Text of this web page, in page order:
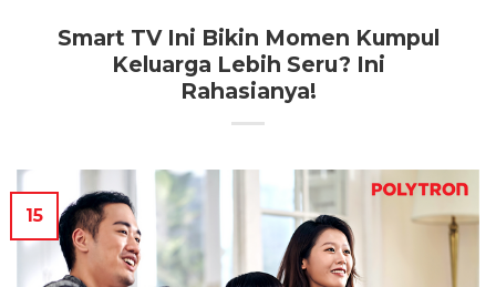
Smart TV Ini Bikin Momen Kumpul
Keluarga Lebih Seru? Ini
Rahasianya!
15